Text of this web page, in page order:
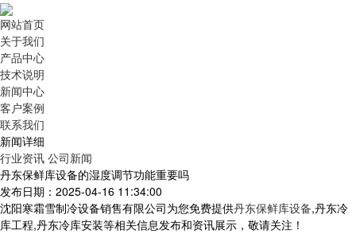
网站首页
关于我们
产品中心
技术说明
新闻中心
客户案例
联系我们
新闻详细
行业资讯 公司新闻
丹东保鲜库设备的湿度调节功能重要吗
发布日期：2025-04-16 11:34:00
沈阳寒霜雪制冷设备销售有限公司为您免费提供丹东保鲜库设备,丹东冷
库工程,丹东冷库安装等相关信息发布和资讯展示，敬请关注！